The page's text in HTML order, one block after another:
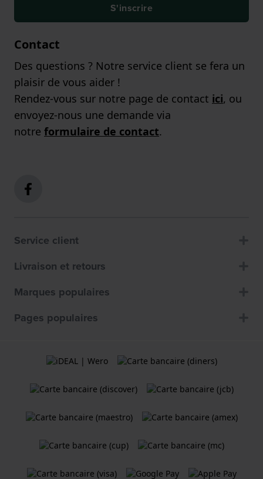
S'inscrire
Contact
Des questions ? Notre service client se fera un
plaisir de vous aider !
Rendez-vous sur notre page de contact ici, ou
envoyez-nous une demande via
notre formulaire de contact.
Service client
Livraison et retours
Marques populaires
Pages populaires